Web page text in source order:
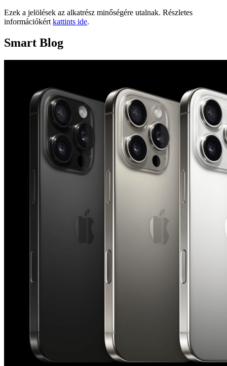
Ezek a jelölések az alkatrész minőségére utalnak. Részletes
információkért kattints ide.
Smart Blog